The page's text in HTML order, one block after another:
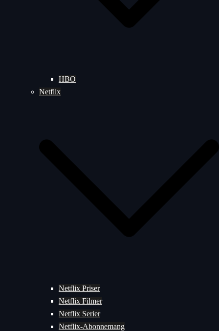
HBO
Netflix
Netflix Priser
Netflix Filmer
Netflix Serier
Netflix-Abonnemang